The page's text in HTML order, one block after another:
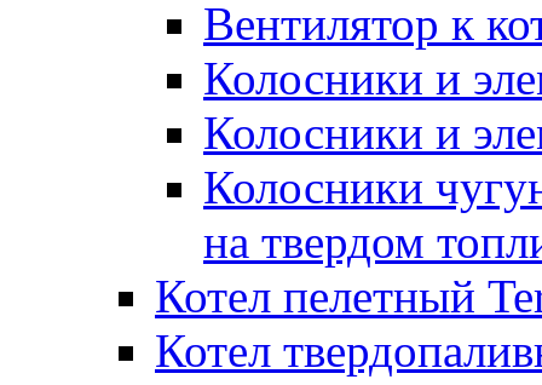
Вентилятор к
Колосники и
Колосники и
Колосники
на твердом
Котел пелетный
Котел